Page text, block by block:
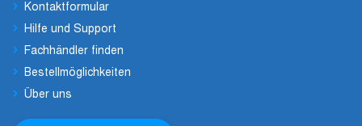
Kontaktformular
Hilfe und Support
Fachhändler finden
Bestellmöglichkeiten
Über uns